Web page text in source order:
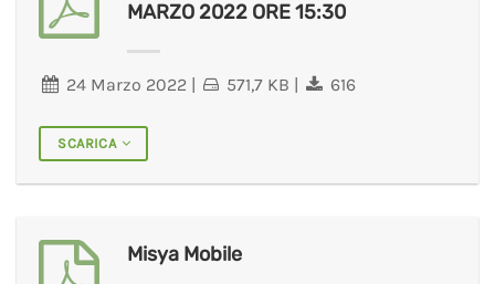
MARZO 2022 ORE 15:30
24 Marzo 2022| 571,7 KB | 616
SCARICA
Misya Mobile